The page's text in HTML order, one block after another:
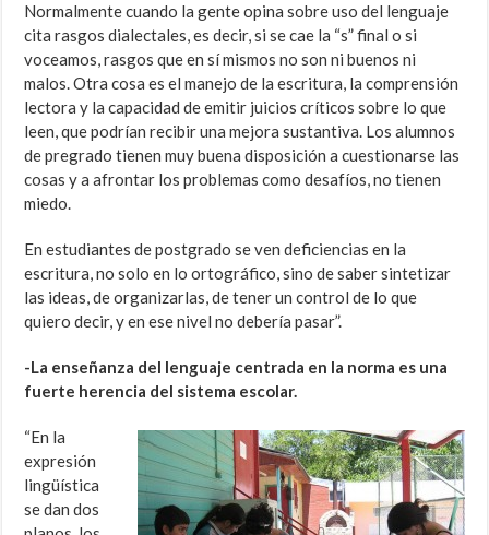
Normalmente cuando la gente opina sobre uso del lenguaje
cita rasgos dialectales, es decir, si se cae la “s” final o si
voceamos, rasgos que en sí mismos no son ni buenos ni
malos. Otra cosa es el manejo de la escritura, la comprensión
lectora y la capacidad de emitir juicios críticos sobre lo que
leen, que podrían recibir una mejora sustantiva. Los alumnos
de pregrado tienen muy buena disposición a cuestionarse las
cosas y a afrontar los problemas como desafíos, no tienen
miedo.
En estudiantes de postgrado se ven deficiencias en la
escritura, no solo en lo ortográfico, sino de saber sintetizar
las ideas, de organizarlas, de tener un control de lo que
quiero decir, y en ese nivel no debería pasar”.
-La enseñanza del lenguaje centrada en la norma es una
fuerte herencia del sistema escolar.
“En la
expresión
lingüística
se dan dos